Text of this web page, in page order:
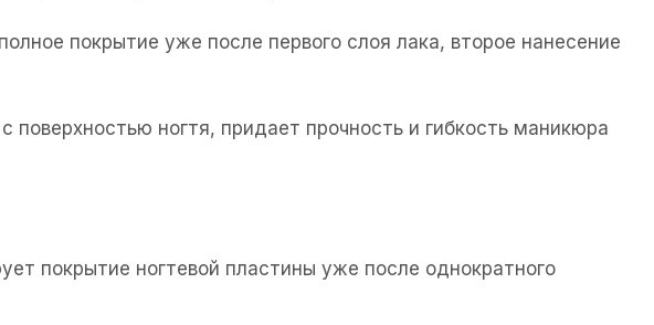
покрытие уже после первого слоя лака, второе нанесение
поверхностью ногтя, придает прочность и гибкость маникюра
покрытие ногтевой пластины уже после однократного